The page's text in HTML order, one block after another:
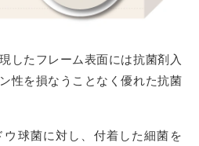
したフレーム表面には抗菌剤入
性を損なうことなく優れた抗菌
球菌に対し、付着した細菌を